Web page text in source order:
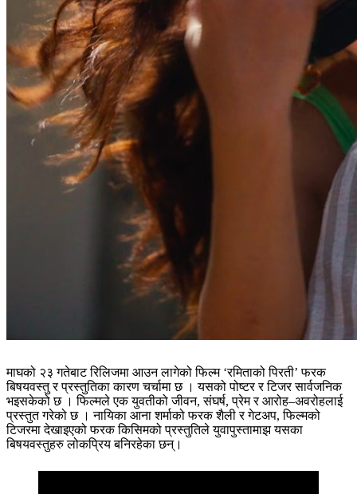
माघको २३ गतेबाट रिलिजमा आउन लागेको फिल्म ‘रमिताको पिरती’ फरक
बिषयवस्तु र प्रस्तुतिका कारण चर्चामा छ । यसको पोष्टर र टिजर सार्वजनिक
भइसकेको छ । फिल्मले एक युवतीको जीवन, संघर्ष, प्रेम र आरोह–अवरोहलाई
प्रस्तुत गरेको छ । नायिका आना शर्माको फरक शैली र गेटअप, फिल्मको
टिजरमा देखाइएको फरक किसिमको प्रस्तुतिले युवापुस्तामाझ यसका
बिषयवस्तुहरु लोकप्रिय बनिरहेका छन्।